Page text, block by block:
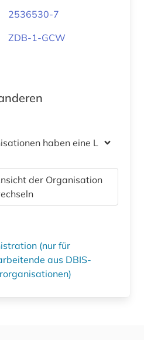
2536530-7
ZDB-1-GCW
haben eine Lizenz
der Organisation
(nur für
aus DBIS-